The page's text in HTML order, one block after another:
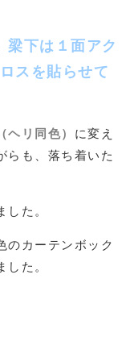
梁下は１面アク
スを貼らせて
ヘリ同色） に変え
らも、落ち着いた
た。
のカーテンボック
た。